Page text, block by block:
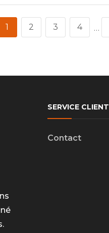
1 2 3 4 …
SERVICE CLIENT
Contact